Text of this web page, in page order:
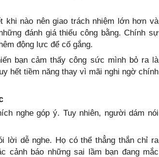
khi nào nên giao trách nhiệm lớn hơn và
đánh giá thiếu công bằng. Chính sự
động lực để cố gắng.
bạn cảm thấy công sức mình bỏ ra là
hết tiềm năng thay vì mãi nghi ngờ chính
nghe góp ý. Tuy nhiên, người dám nói
lời dễ nghe. Họ có thể thẳng thắn chỉ ra
cảnh báo những sai lầm bạn đang mắc